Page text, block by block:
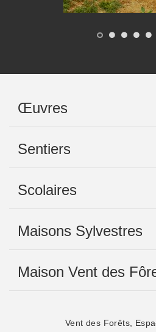
Œuvres
Sentiers
Scolaires
Maisons Sylvestres
Maison Vent des
Vent des Forêts,